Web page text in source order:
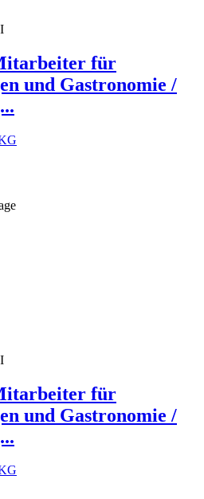
I
für
und Gastronomie /
I
für
und Gastronomie /